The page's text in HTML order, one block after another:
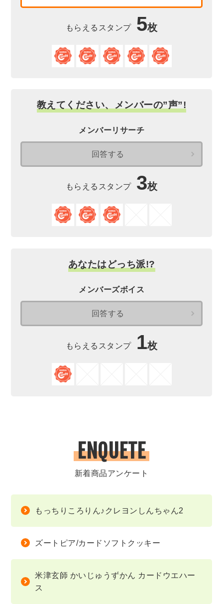
もらえるスタンプ 5枚
教えてください、メンバーの”声”!
メンバーリサーチ
回答する
もらえるスタンプ 3枚
あなたはどっち派!?
メンバーズボイス
回答する
もらえるスタンプ 1枚
ENQUETE
新着商品アンケート
もっちりころりん♪クレヨンしんちゃん2
ズートピア/カードソフトクッキー
米津玄師 かいじゅうずかん カードウエハー
ス